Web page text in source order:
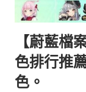
【蔚藍檔
色排行推
色。